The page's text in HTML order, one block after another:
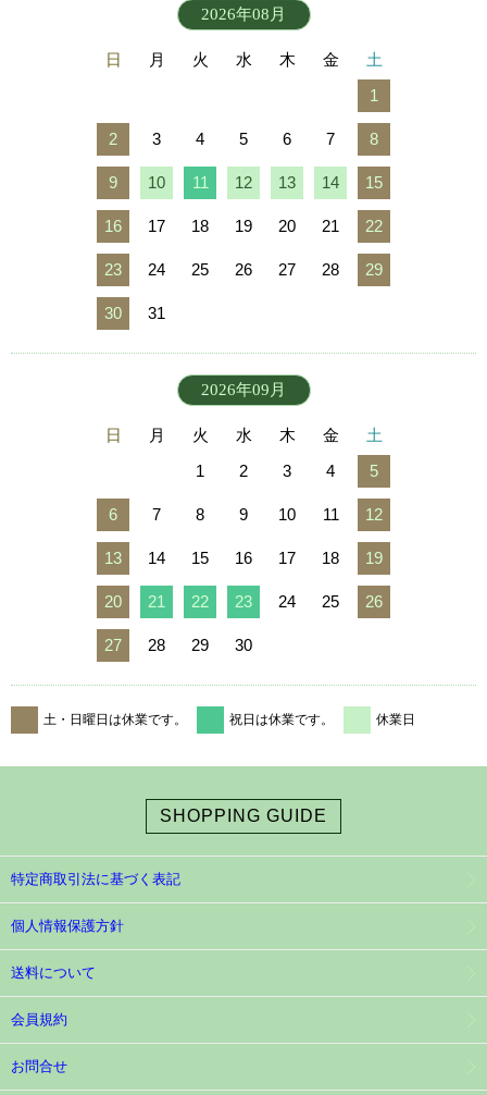
2026年08月
日 月 火 水 木 金
土
1
2 3 4 5 6 7 8
9 10 11 12 13 14 15
16 17 18 19 20 21 22
23 24 25 26 27 28 29
30 31
2026年09月
日 月 火 水 木 金
土
1
2 3 4 5
6 7 8 9 10 11 12
13 14 15 16 17 18 19
20 21 22 23 24 25 26
27 28 29 30
土・日曜日は休業です。 祝日は休業です。 休業日
SHOPPING GUIDE
特定商取引法に基づく表記
個人情報保護方針
送料について
会員規約
お問合せ